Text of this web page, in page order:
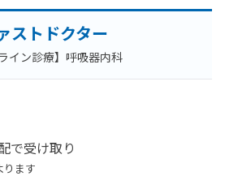
ストドクター
ライン診療】呼吸器内科
で受け取り
ります